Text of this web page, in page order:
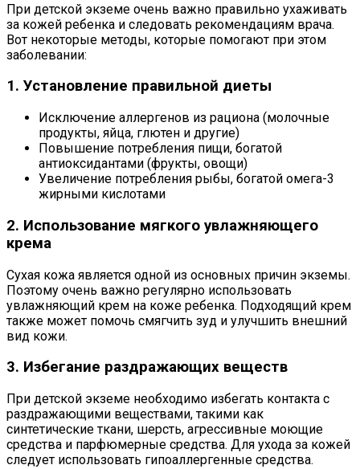
При детской экземе очень важно правильно ухаживать
за кожей ребенка и следовать рекомендациям врача.
Вот некоторые методы, которые помогают при этом
заболевании:
1. Установление правильной диеты
Исключение аллергенов из рациона (молочные
продукты, яйца, глютен и другие)
Повышение потребления пищи, богатой
антиоксидантами (фрукты, овощи)
Увеличение потребления рыбы, богатой омега-3
жирными кислотами
2. Использование мягкого увлажняющего
крема
Сухая кожа является одной из основных причин экземы.
Поэтому очень важно регулярно использовать
увлажняющий крем на коже ребенка. Подходящий крем
также может помочь смягчить зуд и улучшить внешний
вид кожи.
3. Избегание раздражающих веществ
При детской экземе необходимо избегать контакта с
раздражающими веществами, такими как
синтетические ткани, шерсть, агрессивные моющие
средства и парфюмерные средства. Для ухода за кожей
следует использовать гипоаллергенные средства.